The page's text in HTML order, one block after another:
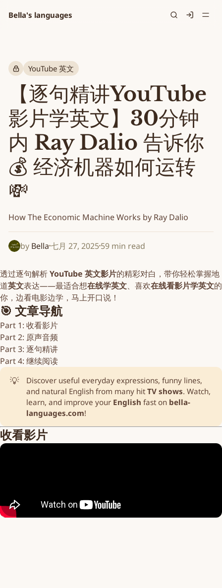
Bella's languages
YouTube 英文
【逐句精讲YouTube
影片学英文】30分钟
内 Ray Dalio 告诉你
💰 经济机器如何运转
💸
How The Economic Machine Works by Ray Dalio
by Bella七月 27, 202559 min read
透过逐句解析YouTube 英文影片的精彩对白，带你轻松掌握地
道英文表达——最适合想在线学英文、喜欢在线看影片学英文的
你，边看电影边学，马上开口说！
🎯 文章导航
Part 1: 收看影片
Part 2: 原声音频
Part 3: 逐句精讲
Part 4: 继续阅读
💡
Discover useful everyday expressions, funny lines,
and natural English from many hitTV shows. Watch,
learn, and improve your English fast on bella-
languages.com!
收看影片